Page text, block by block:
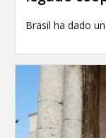
Brasil ha dado